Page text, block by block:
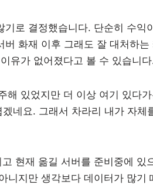
로 결정했습니다. 단순히 수익
화재 이후 그래도 잘 대처하는
유가 없어졌다고 볼 수 있습니
해 있었지만 더 이상 여기 있다
네요. 그래서 차라리 내가 자체
현재 옮길 서버를 준비중에 있
니지만 생각보다 데이터가 많기